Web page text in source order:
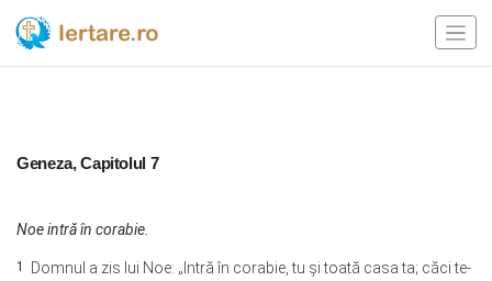
Geneza, Capitolul 7
Noe intră în corabie.
1
Domnul a zis lui Noe: „Intră în corabie, tu şi toată casa ta; căci te-